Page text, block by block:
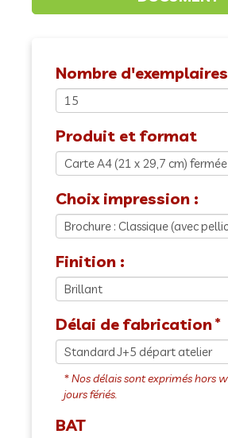
Nombre d'exemplaires
Produit et format
Choix impression :
Finition :
Délai de fabrication
BAT